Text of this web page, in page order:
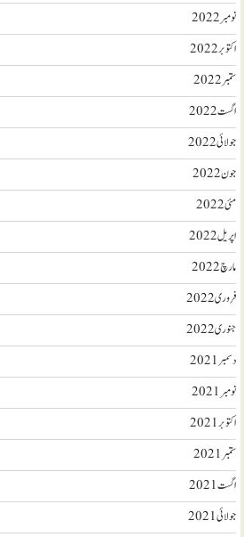
نومبر 2022
اکتوبر 2022
ستمبر 2022
اگست 2022
جولائی 2022
جون 2022
مئی 2022
اپریل 2022
مارچ 2022
فروری 2022
جنوری 2022
دسمبر 2021
نومبر 2021
اکتوبر 2021
ستمبر 2021
اگست 2021
جولائی 2021